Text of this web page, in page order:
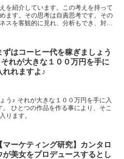
を紹介しています。この考えを持って
ます。その思考は自責思考です。その
スを客観的に見れ、分析もでき、対応
ずはコーヒー代を稼ぎましょう
それが大きな１００万円を手に
れれますよ♪
う♪ それが大きな１００万円を手に入
ひとつの作品を作る事により、そこ
ります。
マーケティング研究】カンタロ
が美女をプロデュースするとし